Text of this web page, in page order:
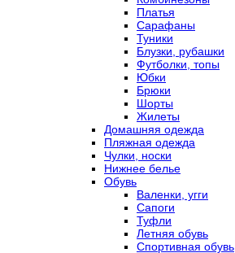
Платья
Сарафаны
Туники
Блузки, рубашки
Футболки, топы
Юбки
Брюки
Шорты
Жилеты
Домашняя одежда
Пляжная одежда
Чулки, носки
Нижнее белье
Обувь
Валенки, угги
Сапоги
Туфли
Летняя обувь
Спортивная обувь